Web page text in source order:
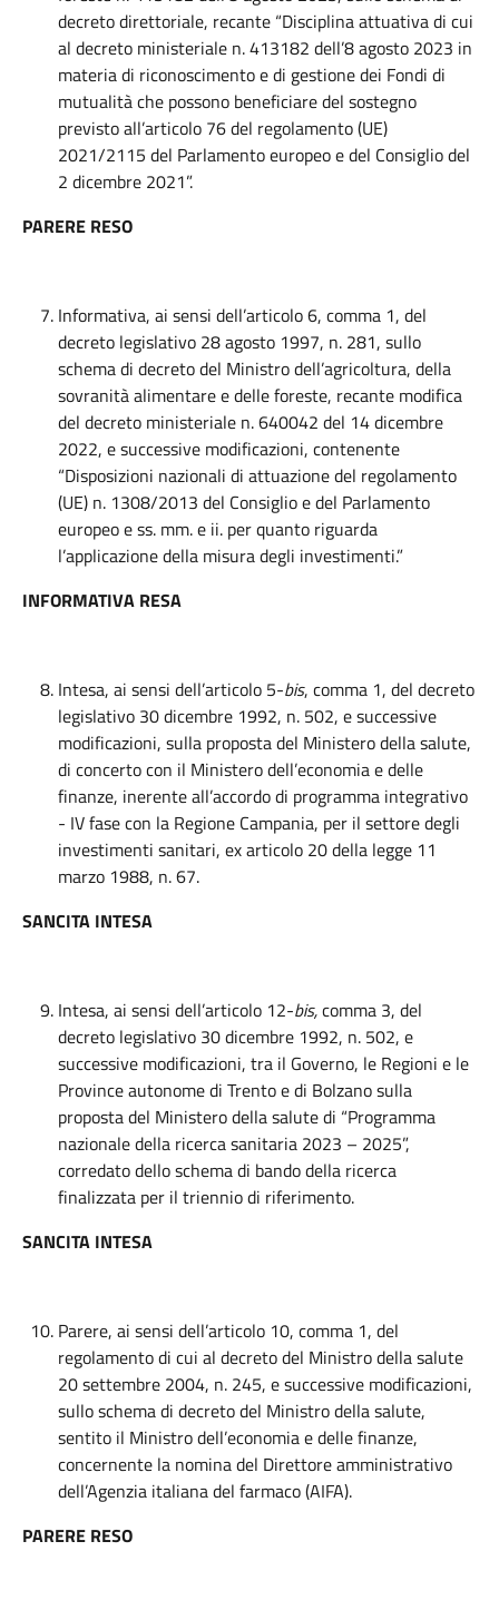
decreto direttoriale, recante “Disciplina attuativa di cui
al decreto ministeriale n. 413182 dell’8 agosto 2023 in
materia di riconoscimento e di gestione dei Fondi di
mutualità che possono beneficiare del sostegno
previsto all’articolo 76 del regolamento (UE)
2021/2115 del Parlamento europeo e del Consiglio del
2 dicembre 2021”.
PARERE RESO
Informativa, ai sensi dell’articolo 6, comma 1, del
decreto legislativo 28 agosto 1997, n. 281, sullo
schema di decreto del Ministro dell’agricoltura, della
sovranità alimentare e delle foreste, recante modifica
del decreto ministeriale n. 640042 del 14 dicembre
2022, e successive modificazioni, contenente
“Disposizioni nazionali di attuazione del regolamento
(UE) n. 1308/2013 del Consiglio e del Parlamento
europeo e ss. mm. e ii. per quanto riguarda
l’applicazione della misura degli investimenti.”
INFORMATIVA RESA
Intesa, ai sensi dell’articolo 5-bis, comma 1, del decreto
legislativo 30 dicembre 1992, n. 502, e successive
modificazioni, sulla proposta del Ministero della salute,
di concerto con il Ministero dell’economia e delle
finanze, inerente all’accordo di programma integrativo
- IV fase con la Regione Campania, per il settore degli
investimenti sanitari, ex articolo 20 della legge 11
marzo 1988, n. 67.
SANCITA INTESA
Intesa, ai sensi dell’articolo 12-bis,comma 3, del
decreto legislativo 30 dicembre 1992, n. 502, e
successive modificazioni, tra il Governo, le Regioni e le
Province autonome di Trento e di Bolzano sulla
proposta del Ministero della salute di “Programma
nazionale della ricerca sanitaria 2023 – 2025”,
corredato dello schema di bando della ricerca
finalizzata per il triennio di riferimento.
SANCITA INTESA
Parere, ai sensi dell’articolo 10, comma 1, del
regolamento di cui al decreto del Ministro della salute
20 settembre 2004, n. 245, e successive modificazioni,
sullo schema di decreto del Ministro della salute,
sentito il Ministro dell’economia e delle finanze,
concernente la nomina del Direttore amministrativo
dell’Agenzia italiana del farmaco (AIFA).
PARERE RESO